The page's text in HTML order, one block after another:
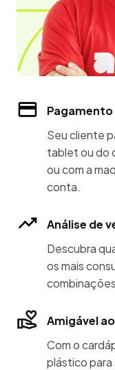
Seu cliente
tablet ou do
ou com a
conta.
Análise de
Descubra
os mais
Amigável
Com o
plástico para